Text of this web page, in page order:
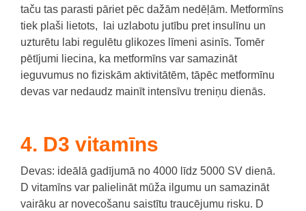
taču tas parasti pāriet pēc dažām nedēļām. Metformīns
tiek plaši lietots, lai uzlabotu jutību pret insulīnu un
uzturētu labi regulētu glikozes līmeni asinīs. Tomēr
pētījumi liecina, ka metformīns var samazināt
ieguvumus no fiziskām aktivitātēm, tāpēc metformīnu
devas var nedaudz mainīt intensīvu treniņu dienās.
4. D3 vitamīns
Devas: ideālā gadījumā no 4000 līdz 5000 SV dienā.
D vitamīns var palielināt mūža ilgumu un samazināt
vairāku ar novecošanu saistītu traucējumu risku. D